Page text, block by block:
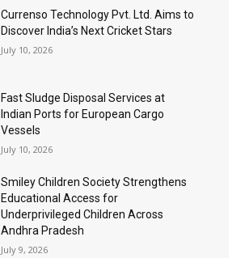
Currenso Technology Pvt. Ltd. Aims to
Discover India’s Next Cricket Stars
July 10, 2026
Fast Sludge Disposal Services at
Indian Ports for European Cargo
Vessels
July 10, 2026
Smiley Children Society Strengthens
Educational Access for
Underprivileged Children Across
Andhra Pradesh
July 9, 2026